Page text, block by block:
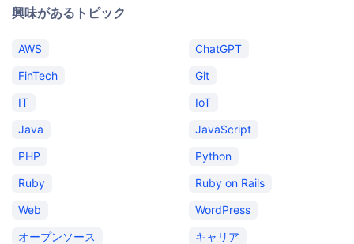
興味があるトピック
AWS
ChatGPT
FinTech
Git
IT
IoT
Java
JavaScript
PHP
Python
Ruby
Ruby on Rails
Web
WordPress
オープンソース
キャリア